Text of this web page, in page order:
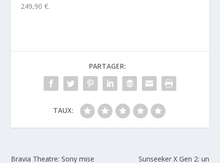
249,90 €.
PARTAGER:
TAUX:
Bravia Theatre: Sony mise
Sunseeker X Gen 2: un